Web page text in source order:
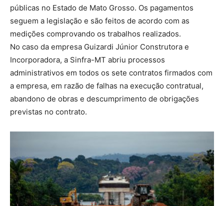
públicas no Estado de Mato Grosso. Os pagamentos
seguem a legislação e são feitos de acordo com as
medições comprovando os trabalhos realizados.
No caso da empresa Guizardi Júnior Construtora e
Incorporadora, a Sinfra-MT abriu processos
administrativos em todos os sete contratos firmados com
a empresa, em razão de falhas na execução contratual,
abandono de obras e descumprimento de obrigações
previstas no contrato.